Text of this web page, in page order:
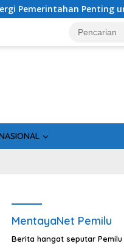
Perkuat Pembangunan
MentayaNet Pemilu
Berita hangat seputar Pemilu